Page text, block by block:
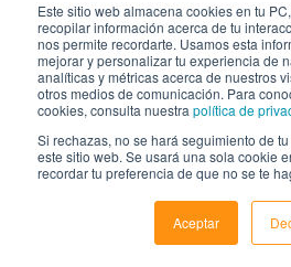
Este sitio web almacena cookies en tu
recopilar información acerca de tu
nos permite recordarte. Usamos esta
mejorar y personalizar tu experiencia de
analíticas y métricas acerca de nuestros
otros medios de comunicación. Para
cookies, consulta nuestra política de
Si rechazas, no se hará seguimiento de
este sitio web. Se usará una sola cookie
recordar tu preferencia de que no se te
Aceptar
© 2026 CALIGRAMA